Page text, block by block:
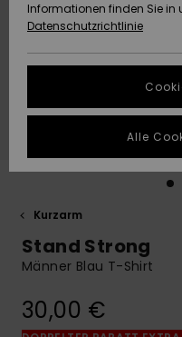
um
NACHHALTIGKEIT
SHOPS
QUIKSILVER APP
WUNSCHLISTE
Kurzarm
Stand Strong
Männer Blau T-Shirt
30,00 €
Informationen finden Sie in
Datenschutzrichtlinie
Alle